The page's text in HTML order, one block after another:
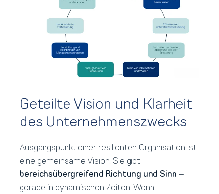
Geteilte Vision und Klarheit
des Unternehmenszwecks
Ausgangspunkt einer resilienten Organisation ist
eine gemeinsame Vision. Sie gibt
bereichsübergreifend Richtung und Sinn –
gerade in dynamischen Zeiten. Wenn